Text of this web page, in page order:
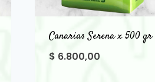
Canarias Serena x 500 gr
$ 6.800,00